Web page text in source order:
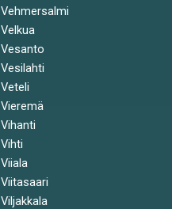
Vehmersalmi
Velkua
Vesanto
Vesilahti
Veteli
Vieremä
Vihanti
Vihti
Viiala
Viitasaari
Viljakkala